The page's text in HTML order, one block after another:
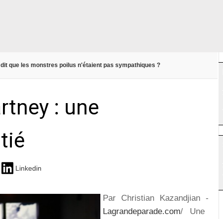
dit que les monstres poilus n'étaient pas sympathiques ?
: une
Linkedin
Par Christian Kazandjian -
Lagrandeparade.com/ Une